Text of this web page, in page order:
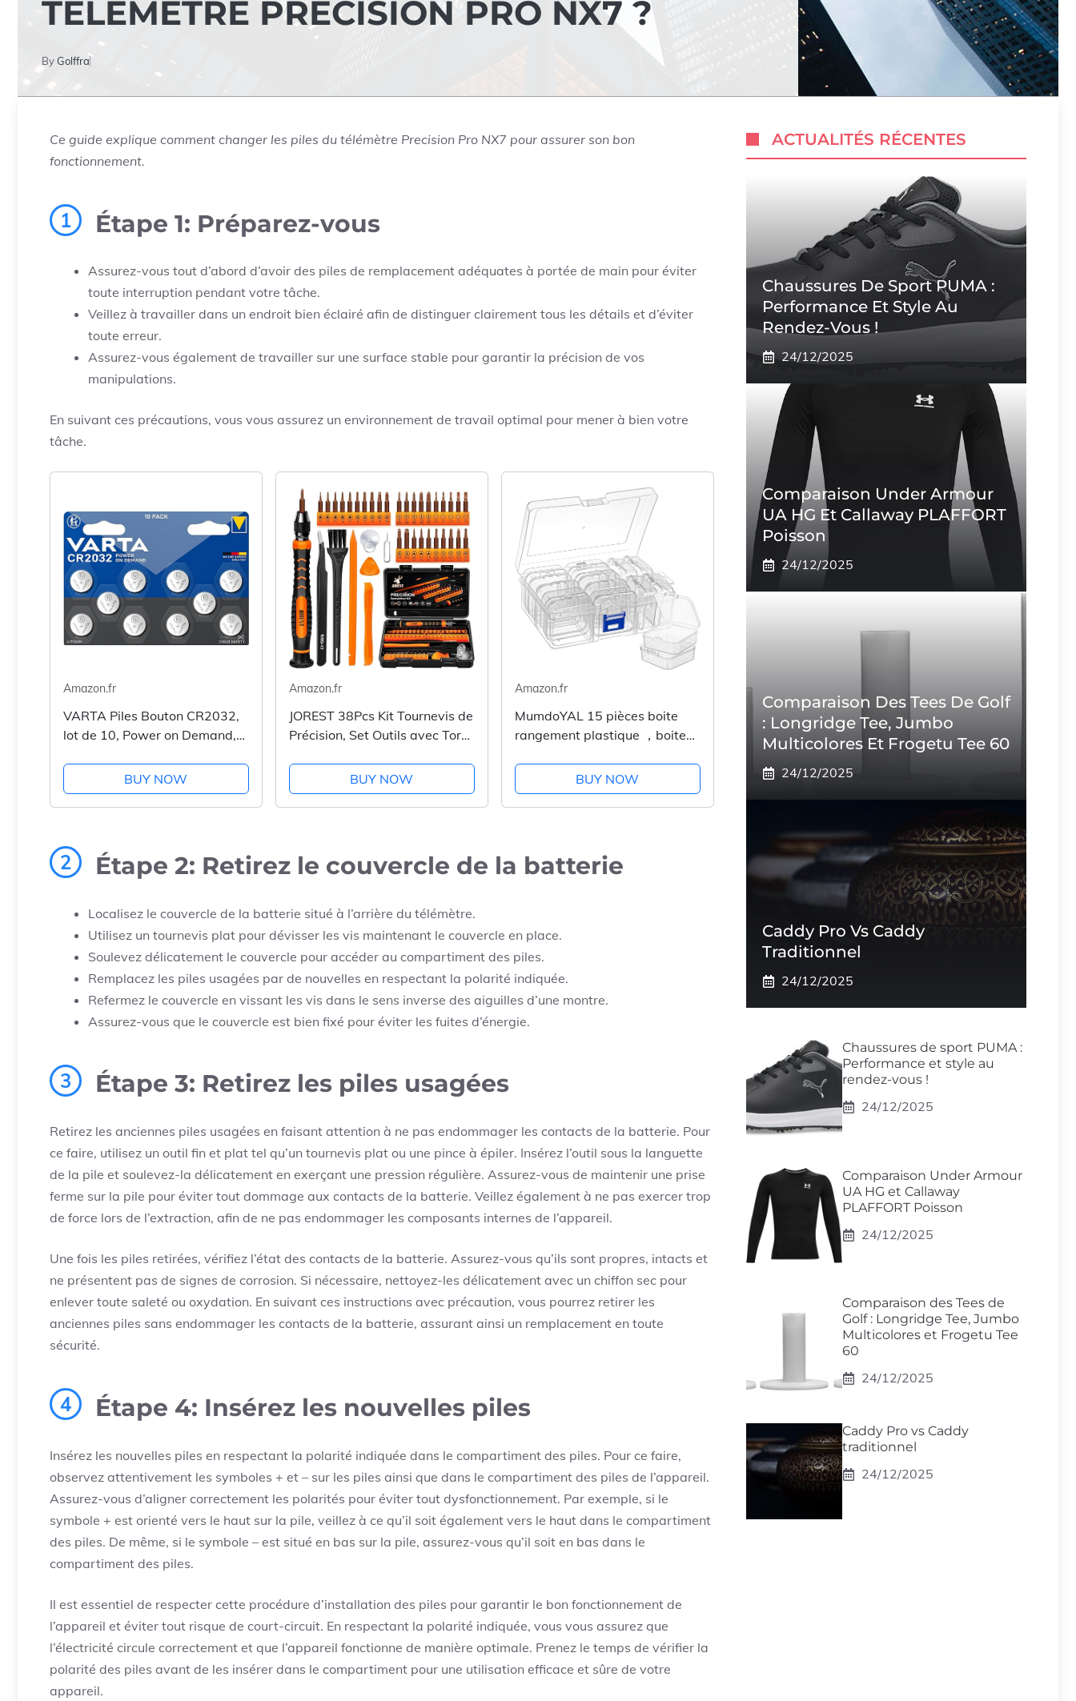
TÉLÉMÈTRE PRECISION PRO NX7 ?
ByGolffra
Ce guide explique comment changer les piles du télémètre Precision Pro NX7 pour assurer son bon
fonctionnement.
1 Étape 1: Préparez-vous
Assurez-vous tout d’abord d’avoir des piles de remplacement adéquates à portée de main pour éviter
toute interruption pendant votre tâche.
Veillez à travailler dans un endroit bien éclairé afin de distinguer clairement tous les détails et d’éviter
toute erreur.
Assurez-vous également de travailler sur une surface stable pour garantir la précision de vos
manipulations.
En suivant ces précautions, vous vous assurez un environnement de travail optimal pour mener à bien votre
tâche.
Amazon.fr
VARTA Piles Bouton CR2032,
lot de 10, Power on Demand,
sécurisé pour les enfants, pour
appareils Smart Home, clés de
voitures...
BUY NOW
Amazon.fr
JOREST 38Pcs Kit Tournevis de
Précision, Set Outils avec Torx
T10 T15 T20, Etoile P2/P5/P6,
Triwing Y000, etc, pour
iphone,...
BUY NOW
Amazon.fr
MumdoYAL 15 pièces boite
rangement plastique ，boite
rangement ，adaptées pour
ranger de petits objets, des
petites perles et des...
BUY NOW
2 Étape 2: Retirez le couvercle de la batterie
Localisez le couvercle de la batterie situé à l’arrière du télémètre.
Utilisez un tournevis plat pour dévisser les vis maintenant le couvercle en place.
Soulevez délicatement le couvercle pour accéder au compartiment des piles.
Remplacez les piles usagées par de nouvelles en respectant la polarité indiquée.
Refermez le couvercle en vissant les vis dans le sens inverse des aiguilles d’une montre.
Assurez-vous que le couvercle est bien fixé pour éviter les fuites d’énergie.
3 Étape 3: Retirez les piles usagées
Retirez les anciennes piles usagées en faisant attention à ne pas endommager les contacts de la batterie. Pour
ce faire, utilisez un outil fin et plat tel qu’un tournevis plat ou une pince à épiler. Insérez l’outil sous la languette
de la pile et soulevez-la délicatement en exerçant une pression régulière. Assurez-vous de maintenir une prise
ferme sur la pile pour éviter tout dommage aux contacts de la batterie. Veillez également à ne pas exercer trop
de force lors de l’extraction, afin de ne pas endommager les composants internes de l’appareil.
Une fois les piles retirées, vérifiez l’état des contacts de la batterie. Assurez-vous qu’ils sont propres, intacts et
ne présentent pas de signes de corrosion. Si nécessaire, nettoyez-les délicatement avec un chiffon sec pour
enlever toute saleté ou oxydation. En suivant ces instructions avec précaution, vous pourrez retirer les
anciennes piles sans endommager les contacts de la batterie, assurant ainsi un remplacement en toute
sécurité.
4 Étape 4: Insérez les nouvelles piles
Insérez les nouvelles piles en respectant la polarité indiquée dans le compartiment des piles. Pour ce faire,
observez attentivement les symboles + et – sur les piles ainsi que dans le compartiment des piles de l’appareil.
Assurez-vous d’aligner correctement les polarités pour éviter tout dysfonctionnement. Par exemple, si le
symbole + est orienté vers le haut sur la pile, veillez à ce qu’il soit également vers le haut dans le compartiment
des piles. De même, si le symbole – est situé en bas sur la pile, assurez-vous qu’il soit en bas dans le
compartiment des piles.
Il est essentiel de respecter cette procédure d’installation des piles pour garantir le bon fonctionnement de
l’appareil et éviter tout risque de court-circuit. En respectant la polarité indiquée, vous vous assurez que
l’électricité circule correctement et que l’appareil fonctionne de manière optimale. Prenez le temps de vérifier la
polarité des piles avant de les insérer dans le compartiment pour une utilisation efficace et sûre de votre
appareil.
ACTUALITÉS RÉCENTES
Chaussures De Sport PUMA :
Performance Et Style Au
Rendez-Vous !
24/12/2025
Comparaison Under Armour
UA HG Et Callaway PLAFFORT
Poisson
24/12/2025
Comparaison Des Tees De Golf
: Longridge Tee, Jumbo
Multicolores Et Frogetu Tee 60
24/12/2025
Caddy Pro Vs Caddy
Traditionnel
24/12/2025
Chaussures de sport PUMA :
Performance et style au
rendez-vous !
24/12/2025
Comparaison Under Armour
UA HG et Callaway
PLAFFORT Poisson
24/12/2025
Comparaison des Tees de
Golf : Longridge Tee, Jumbo
Multicolores et Frogetu Tee
60
24/12/2025
Caddy Pro vs Caddy
traditionnel
24/12/2025